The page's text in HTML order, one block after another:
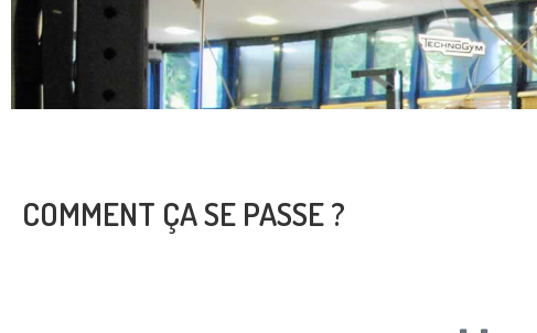
COMMENT ÇA SE PASSE ?